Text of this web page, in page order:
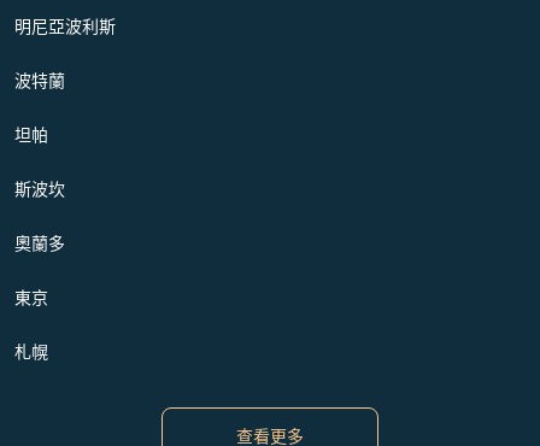
明尼亞波利斯
波特蘭
坦帕
斯波坎
奧蘭多
東京
札幌
查看更多